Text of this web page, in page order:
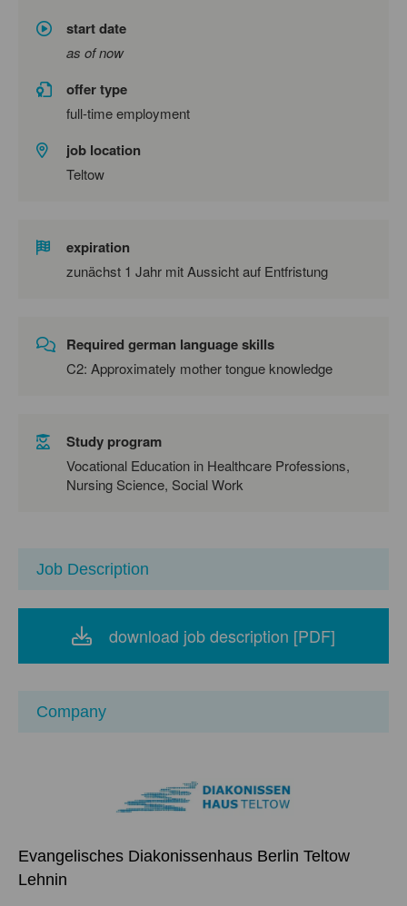
start date
as of now
offer type
full-time employment
job location
Teltow
expiration
zunächst 1 Jahr mit Aussicht auf Entfristung
Required german language skills
C2: Approximately mother tongue knowledge
Study program
Vocational Education in Healthcare Professions,
Nursing Science, Social Work
Job Description
download job description [PDF]
Company
Evangelisches Diakonissenhaus Berlin Teltow
Lehnin